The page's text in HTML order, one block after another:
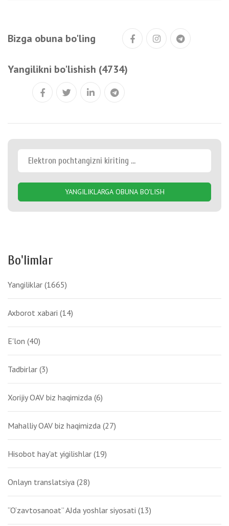
Bizga obuna bo'ling
Yangilikni bo'lishish (4734)
YANGILIKLARGA OBUNA BO'LISH
Bo'limlar
Yangiliklar (1665)
Axborot xabari (14)
E'lon (40)
Tadbirlar (3)
Xorijiy OAV biz haqimizda (6)
Mahalliy OAV biz haqimizda (27)
Hisobot hay'at yigilishlar (19)
Onlayn translatsiya (28)
“O‘zavtosanoat” AJda yoshlar siyosati (13)